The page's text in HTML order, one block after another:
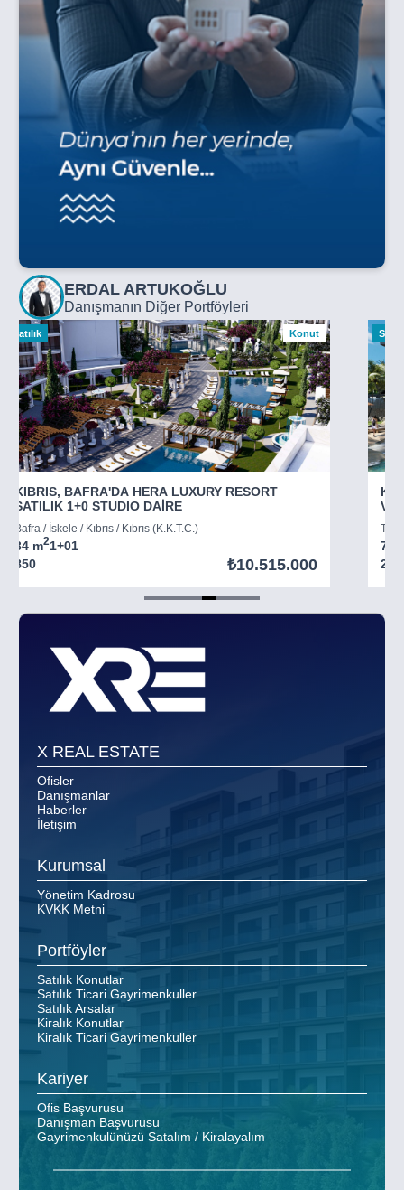
ERDAL ARTUKOĞLU
Danışmanın Diğer Portföyleri
Satılık Konut
KIBRIS, BAFRA'DA HERA LUXURY RESORT
SATILIK 1+0 STUDIO DAİRE
Bafra / İskele / Kıbrıs / Kıbrıs (K.K.T.C.)
34 m21+01
850
₺10.515.000
73
294
of
X REAL ESTATE
Ofisler
Danışmanlar
Haberler
İletişim
Kurumsal
Yönetim Kadrosu
KVKK Metni
Portföyler
Satılık Konutlar
Satılık Ticari Gayrimenkuller
Satılık Arsalar
Kiralık Konutlar
Kiralık Ticari Gayrimenkuller
Kariyer
Ofis Başvurusu
Danışman Başvurusu
Gayrimenkulünüzü Satalım / Kiralayalım